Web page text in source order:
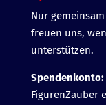
Nur
freuen uns,
unterstützen.
Spendenkonto:
FigurenZauber